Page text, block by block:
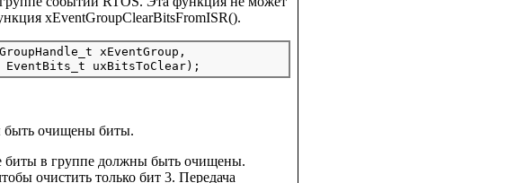
xEventGroupClearBitsFromISR().
xEventGroup,
быть очищены биты.
биты в группе должны быть очищены.
очистить только бит 3. Передача